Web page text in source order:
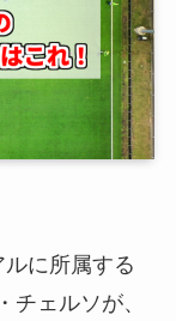
に所属する
チェルソが、